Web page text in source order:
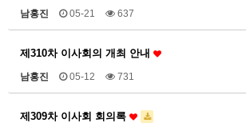
남홍진 05-21 637
제310차 이사회의 개최 안내
남홍진 05-12 731
제309차 이사회 회의록